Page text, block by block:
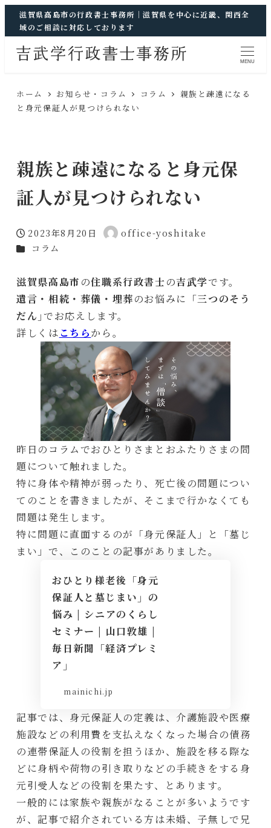
滋賀県高島市の行政書士事務所｜滋賀県を中心に近畿、関西全
域のご相談に対応しております
MENU
ホーム お知らせ・コラム コラム
親族と疎遠になる
と身元保証人が見つけられない
親族と疎遠になると身元保
証人が見つけられない
投稿日
2023年8月20日
著
office-yoshitake
カテゴリー
コラム
滋賀県高島市 の住職系行政書士の吉武学です。
遺言・相続・葬儀・埋葬のお悩みに「三つのそう
だん ｣でお応えします。
詳しくは こちらから。
昨日のコラムでおひとりさまとおふたりさまの問
題について触れました。
特に身体や精神が弱ったり、死亡後の問題につい
てのことを書きましたが、そこまで行かなくても
問題は発生します。
特に問題に直面するのが「身元保証人」と「墓じ
まい」で、このことの記事がありました。
おひとり様老後「身元
保証人と墓じまい」の
悩み | シニアのくらし
セミナー | 山口敦雄 |
毎日新聞「経済プレミ
ア」
mainichi.jp
記事では、身元保証人の定義は、介護施設や医療
施設などの利用費を支払えなくなった場合の債務
の連帯保証人の役割を担うほか、施設を移る際な
どに身柄や荷物の引き取りなどの手続きをする身
元引受人などの役割を果たす、とあります。
一般的には家族や親族がなることが多いようです
が、記事で紹介されている方は未婚、子無しで兄